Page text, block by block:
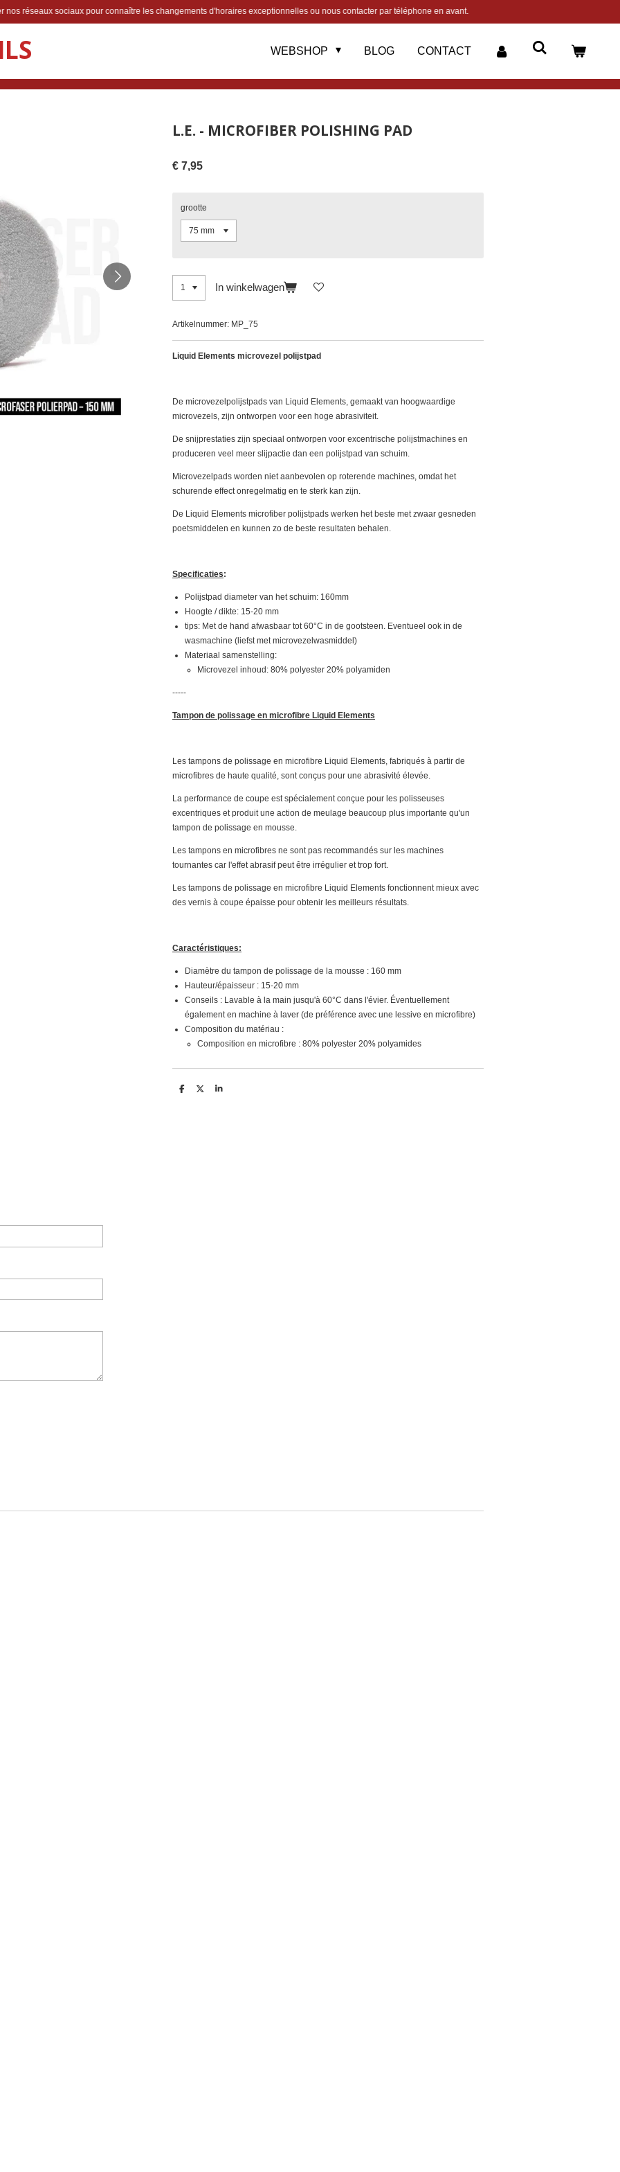
nos réseaux sociaux pour connaître les changements d'horaires exceptionnelles ou nous contacter par téléphone en avant.
WEBSHOP BLOG CONTACT
L.E. - MICROFIBER POLISHING PAD
€ 7,95
grootte
In winkelwagen
Artikelnummer: MP_75
Liquid Elements microvezel polijstpad
De microvezelpolijstpads van Liquid Elements, gemaakt van hoogwaardige
microvezels, zijn ontworpen voor een hoge abrasiviteit.
De snijprestaties zijn speciaal ontworpen voor excentrische polijstmachines en
produceren veel meer slijpactie dan een polijstpad van schuim.
Microvezelpads worden niet aanbevolen op roterende machines, omdat het
schurende effect onregelmatig en te sterk kan zijn.
De Liquid Elements microfiber polijstpads werken het beste met zwaar gesneden
poetsmiddelen en kunnen zo de beste resultaten behalen.
Specificaties:
Polijstpad diameter van het schuim: 160mm
Hoogte / dikte: 15-20 mm
tips: Met de hand afwasbaar tot 60°C in de gootsteen. Eventueel ook in de
wasmachine (liefst met microvezelwasmiddel)
Materiaal samenstelling:
Microvezel inhoud: 80% polyester 20% polyamiden
-----
Tampon de polissage en microfibre Liquid Elements
Les tampons de polissage en microfibre Liquid Elements, fabriqués à partir de
microfibres de haute qualité, sont conçus pour une abrasivité élevée.
La performance de coupe est spécialement conçue pour les polisseuses
excentriques et produit une action de meulage beaucoup plus importante qu'un
tampon de polissage en mousse.
Les tampons en microfibres ne sont pas recommandés sur les machines
tournantes car l'effet abrasif peut être irrégulier et trop fort.
Les tampons de polissage en microfibre Liquid Elements fonctionnent mieux avec
des vernis à coupe épaisse pour obtenir les meilleurs résultats.
Caractéristiques:
Diamètre du tampon de polissage de la mousse : 160 mm
Hauteur/épaisseur : 15-20 mm
Conseils : Lavable à la main jusqu'à 60°C dans l'évier. Éventuellement
également en machine à laver (de préférence avec une lessive en microfibre)
Composition du matériau :
Composition en microfibre : 80% polyester 20% polyamides
D
D
S